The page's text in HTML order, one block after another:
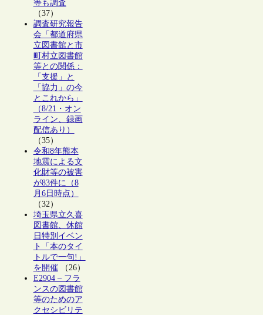
等も調査
（37）
調査研究報告
会「都道府県
立図書館と市
町村立図書館
等との関係：
「支援」と
「協力」の今
とこれから」
（8/21・オン
ライン、録画
配信あり）
（35）
令和8年熊本
地震による文
化財等の被害
が83件に（8
月6日時点）
（32）
埼玉県立久喜
図書館、休館
日特別イベン
ト「本のタイ
トルで一句!」
を開催（26）
E2904 – フラ
ンスの図書館
等のためのア
クセシビリテ